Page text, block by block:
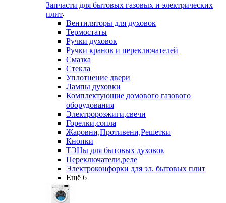
Запчасти для бытовых газовых и электрических
плит
Вентиляторы для духовок
Термостаты
Ручки духовок
Ручки кранов и переключателей
Смазка
Стекла
Уплотнение двери
Лампы духовки
Комплектующие домового газового
оборудования
Электророзжиги,свечи
Горелки,сопла
Жаровни,Противени,Решетки
Кнопки
ТЭНы для бытовых духовок
Переключатели,реле
Электроконфорки для эл. бытовых плит
Ещё 6